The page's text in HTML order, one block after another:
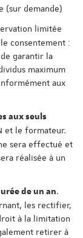
(sur demande)
limitée
consentement :
garantir la
maximum
aux
aux seuls
et le formateur.
sera effectué et
réalisée à un
de un an.
les rectifier,
à la limitation
retirer à